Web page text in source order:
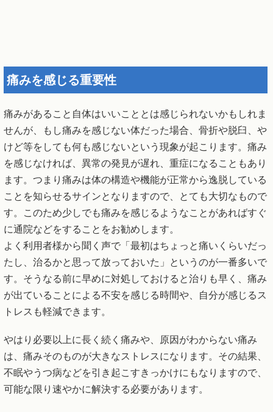
痛みを感じる重要性
痛みがあること自体はいいこととは感じられないかもしれま
せんが、もし痛みを感じない体だった場合、骨折や脱臼、や
けど等をしても何も感じないという現象が起こります。痛み
を感じなければ、異常の発見が遅れ、重症になることもあり
ます。つまり痛みは体の構造や機能が正常から逸脱している
ことを知らせるサインとなりますので、とても大切なもので
す。このため少しでも痛みを感じるようなことがあればすぐ
に通院などをすることをお勧めします。
よく利用者様から聞く声で「最初はちょっと痛いくらいだっ
たし、治るかと思って放っておいた」というのが一番多いで
す。そうなる前に早めに対処しておけると治りも早く、痛み
が出ていることによる不安を感じる時間や、自分が感じるス
トレスも軽減できます。
やはり必要以上に長く続く痛みや、原因がわからない痛み
は、痛みそのものが大きなストレスになります。その結果、
不眠やうつ病などを引き起こすきっかけにもなりますので、
可能な限り速やかに解決する必要があります。